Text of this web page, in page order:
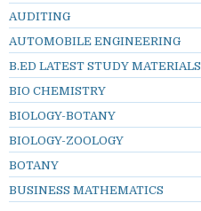
AUDITING
AUTOMOBILE ENGINEERING
B.ED LATEST STUDY MATERIALS
BIO CHEMISTRY
BIOLOGY-BOTANY
BIOLOGY-ZOOLOGY
BOTANY
BUSINESS MATHEMATICS